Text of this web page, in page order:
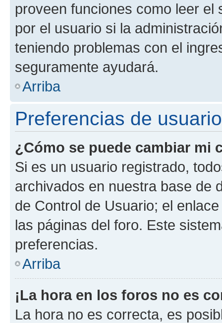
proveen funciones como leer el
por el usuario si la
teniendo problemas con el
seguramente ayudará.
Arriba
Preferencias de
¿Cómo se puede cambiar mi
Si es un usuario registrado,
archivados en nuestra base de
de Control de Usuario; el
las páginas del foro. Este
preferencias.
Arriba
¡La hora en los foros no es
La hora no es correcta, es